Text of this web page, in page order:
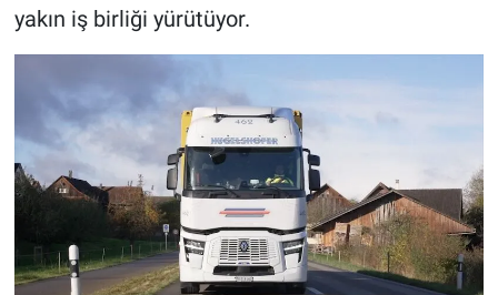
yakın iş birliği yürütüyor.